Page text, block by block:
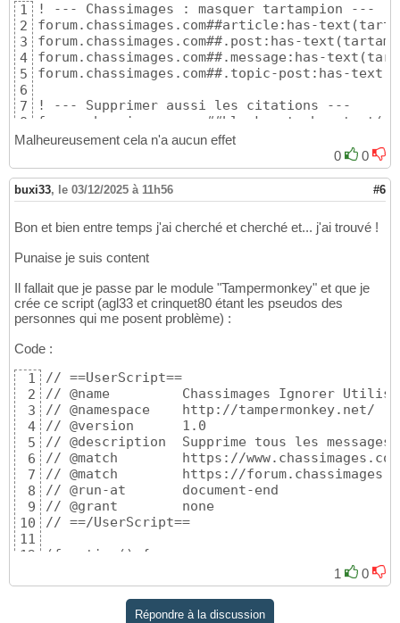
1
2
3
4
5
6
7
8
! --- Chassimages : masquer tartampion ---
forum.chassimages.com##article:has-
forum.chassimages.com##.post:has-
forum.chassimages.com##.message:has-
forum.chassimages.com##.topic-post:has-
! --- Supprimer aussi les citations ---
forum.chassimages.com##blockquote:has-
Malheureusement cela n'a aucun effet
0
0
buxi33, le 03/12/2025 à 11h56 #6
Bon et bien entre temps j'ai cherché et cherché et... j'ai trouvé !
Punaise je suis content
Il fallait que je passe par le module "Tampermonkey" et que je
crée ce script (agl33 et crinquet80 étant les pseudos des
personnes qui me posent problème) :
Code :
1
2
3
4
5
6
7
8
9
10
11
12
14
// ==UserScript==
// @name         Chassimages Ignorer
// @namespace    http://tampermonkey.net/
// @version      1.0
// @description  Supprime tous les
// @match        https://
// @match        https://
// @run-at       document-end
// @grant        none
// ==/UserScript==
(function() {
    // Liste des pseudos à ignorer
const blacklist = [ "agl33",
1 0
Répondre à la discussion